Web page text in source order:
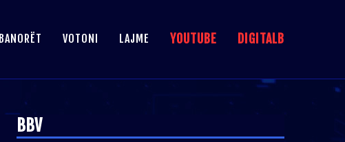
BANORËT VOTONI LAJME YOUTUBE DIGITALB
BBV